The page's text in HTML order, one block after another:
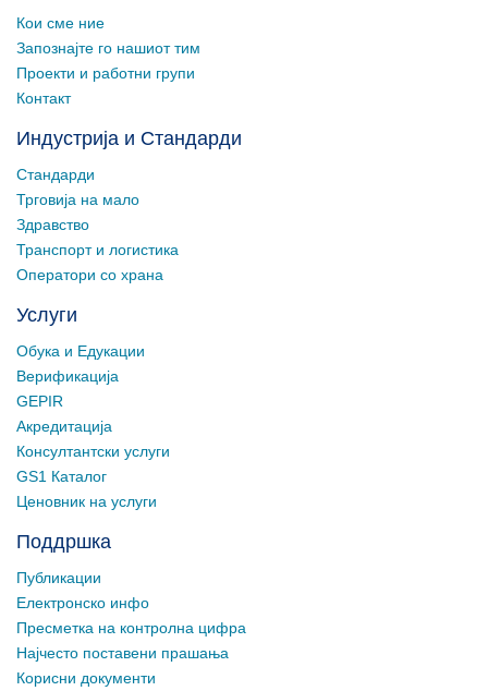
Кои сме ние
Запознајте го нашиот тим
Проекти и работни групи
Контакт
Индустрија и Стандарди
Стандарди
Трговија на мало
Здравство
Транспорт и логистика
Оператори со храна
Услуги
Обука и Едукации
Верификација
GEPIR
Акредитација
Консултантски услуги
GS1 Каталог
Ценовник на услуги
Поддршка
Публикации
Електронско инфо
Пресметка на контролна цифра
Најчесто поставени прашања
Корисни документи